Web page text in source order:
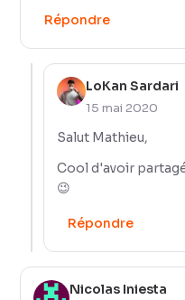
Répondre
LoKan Sardari
15 mai 2020
Salut Mathieu,
Cool d'avoir
😉
Répondre
Nicolas Iniesta